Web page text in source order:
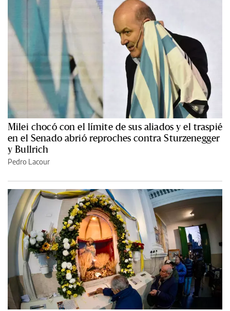
Milei chocó con el límite de sus aliados y el traspié
en el Senado abrió reproches contra Sturzenegger
y Bullrich
Pedro Lacour